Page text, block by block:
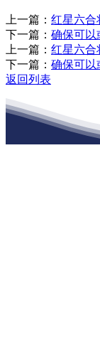
上一篇： 红星六合
下一篇： 确保可以
上一篇： 红星六合
下一篇： 确保可以
返回列表